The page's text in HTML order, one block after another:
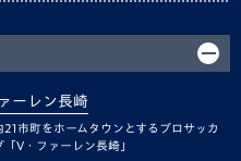
ーレン長崎
21市町をホームタウンとするプロサッカ
「V・ファーレン長崎」